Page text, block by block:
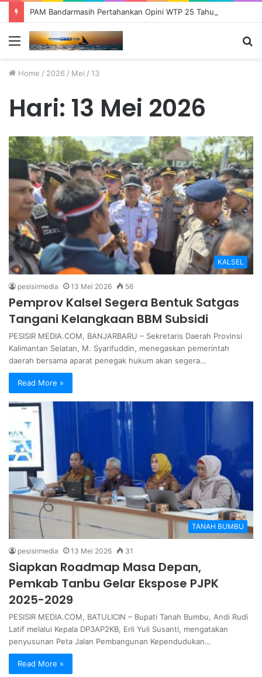
Menu
Home / 2026 / Mei / 13
Hari: 13 Mei 2026
KALSEL
pesisirmedia 13 Mei 2026 56
Pemprov Kalsel Segera Bentuk Satgas
Tangani Kelangkaan BBM Subsidi
PESISIR MEDIA.COM, BANJARBARU – Sekretaris Daerah Provinsi
Kalimantan Selatan, M. Syarifuddin, menegaskan pemerintah
daerah bersama aparat penegak hukum akan segera…
Read More »
TANAH BUMBU
pesisirmedia 13 Mei 2026 31
Siapkan Roadmap Masa Depan,
Pemkab Tanbu Gelar Ekspose PJPK
2025-2029
PESISIR MEDIA.COM, BATULICIN – Bupati Tanah Bumbu, Andi Rudi
Latif melalui Kepala DP3AP2KB, Erli Yuli Susanti, mengatakan
penyusunan Peta Jalan Pembangunan Kependudukan…
Read More »